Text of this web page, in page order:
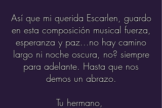
Así que mi querida Escarlen, guardo
en esta composición musical fuerza,
esperanza y paz...no hay camino
largo ni noche oscura, no? siempre
para adelante. Hasta que nos
demos un abrazo.
Tu hermano,